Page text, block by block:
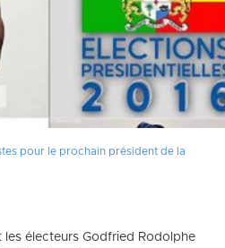
pour le prochain président de la
les électeurs Godfried Rodolphe